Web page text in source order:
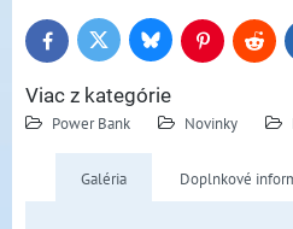
FacebookTwitter BlueskyPinterestReddit
Viac z kategórie
Power Bank Novinky
Galéria Doplnkové